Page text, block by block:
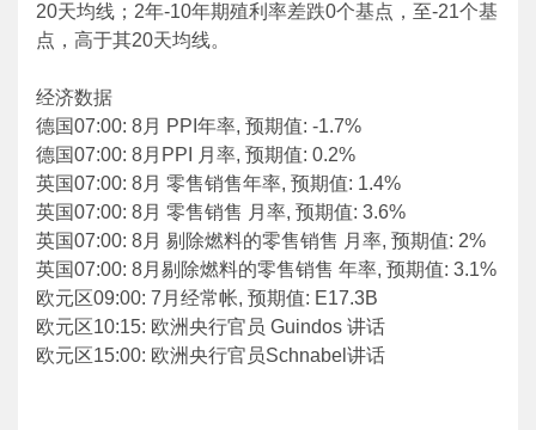
20天均线；2年-10年期殖利率差跌0个基点，至-21个基
点，高于其20天均线。
经济数据
德国07:00: 8月 PPI年率, 预期值: -1.7%
德国07:00: 8月PPI 月率, 预期值: 0.2%
英国07:00: 8月 零售销售年率, 预期值: 1.4%
英国07:00: 8月 零售销售 月率, 预期值: 3.6%
英国07:00: 8月 剔除燃料的零售销售 月率, 预期值: 2%
英国07:00: 8月剔除燃料的零售销售 年率, 预期值: 3.1%
欧元区09:00: 7月经常帐, 预期值: E17.3B
欧元区10:15: 欧洲央行官员 Guindos 讲话
欧元区15:00: 欧洲央行官员Schnabel讲话